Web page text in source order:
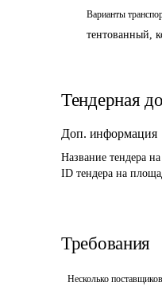
Варианты
тентованный,
Тендерная
Доп. информация
Название тендера
ID тендера на
Требования
Несколько поставщиков